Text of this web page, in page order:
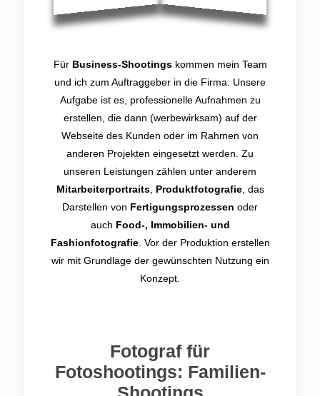
Für Business-Shootingskommen mein Team
und ich zum Auftraggeber in die Firma. Unsere
Aufgabe ist es, professionelle Aufnahmen zu
erstellen, die dann (werbewirksam) auf der
Webseite des Kunden oder im Rahmen von
anderen Projekten eingesetzt werden. Zu
unseren Leistungen zählen unter anderem
Mitarbeiterportraits, Produktfotografie, das
Darstellen von Fertigungsprozessen oder
auch Food-, Immobilien- und
Fashionfotografie. Vor der Produktion erstellen
wir mit Grundlage der gewünschten Nutzung ein
Konzept.
Fotograf für
Fotoshootings: Familien-